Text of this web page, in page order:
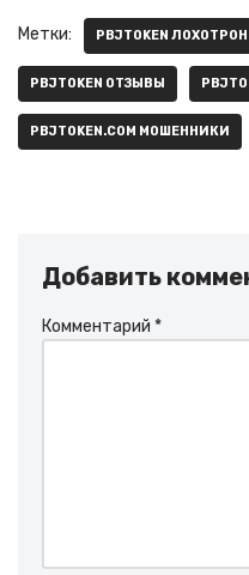
Метки: PBJTOKEN ЛОХОТРОН
PBJTOKEN ОТЗЫВЫ
PBJTOKEN.COM МОШЕННИКИ
Добавить
Комментарий *